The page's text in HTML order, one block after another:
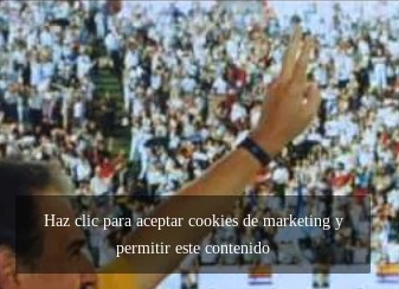
Haz clic para aceptar cookies de marketing y
permitir este contenido